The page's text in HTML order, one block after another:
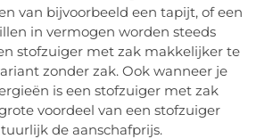
van bijvoorbeeld een tapijt, of een
in vermogen worden steeds
stofzuiger met zak makkelijker te
zonder zak. Ook wanneer je
is een stofzuiger met zak
voordeel van een stofzuiger
de aanschafprijs.